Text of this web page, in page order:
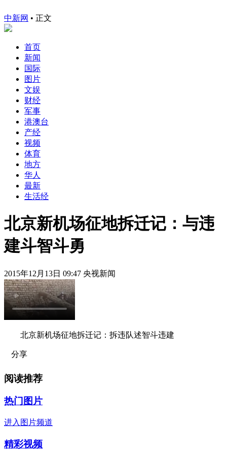
中新网 • 正文
首页
新闻
国际
图片
文娱
财经
军事
港澳台
产经
视频
体育
地方
华人
最新
生活经
北京新机场征地拆迁记：与违
建斗智斗勇
2015年12月13日 09:47 央视新闻
北京新机场征地拆迁记：拆违队述智斗违建
分享
阅读推荐
热门图片
进入图片频道
精彩视频